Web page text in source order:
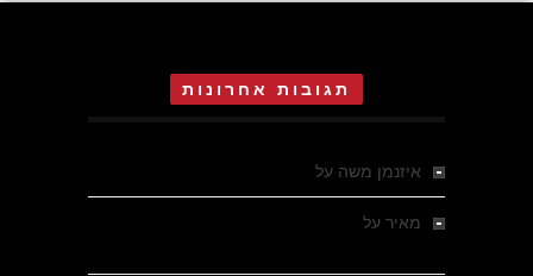
תגובות אחרונות
איזנמן משה על
מאיר על